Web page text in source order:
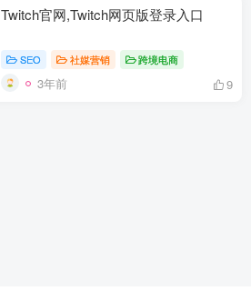
Twitch官网,Twitch网页版登录入口
SEO 社媒营销 跨境电商
3年前 9